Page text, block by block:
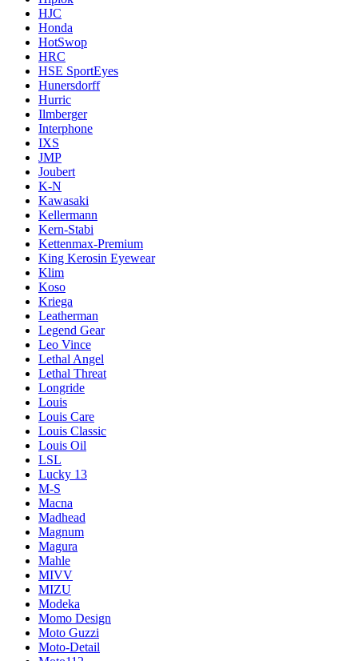
HJC
Honda
HotSwop
HRC
HSE SportEyes
Hunersdorff
Hurric
Ilmberger
Interphone
IXS
JMP
Joubert
K-N
Kawasaki
Kellermann
Kern-Stabi
Kettenmax-Premium
King Kerosin Eyewear
Klim
Koso
Kriega
Leatherman
Legend Gear
Leo Vince
Lethal Angel
Lethal Threat
Longride
Louis
Louis Care
Louis Classic
Louis Oil
LSL
Lucky 13
M-S
Macna
Madhead
Magnum
Magura
Mahle
MIVV
MIZU
Modeka
Momo Design
Moto Guzzi
Moto-Detail